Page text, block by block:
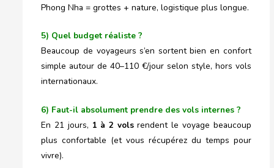
Phong Nha = grottes + nature, logistique plus longue.
5) Quel budget réaliste ?
Beaucoup de voyageurs s’en sortent bien en confort
simple autour de 40–110 €/jour selon style, hors vols
internationaux.
6) Faut-il absolument prendre des vols internes ?
En 21 jours, 1 à 2 volsrendent le voyage beaucoup
plus confortable (et vous récupérez du temps pour
vivre).